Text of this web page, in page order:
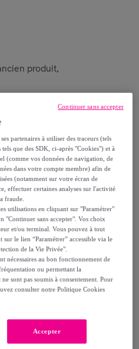
produit,
15/08et le18/08
partenaires à utiliser des traceurs (tels
que des SDK, ci-après "Cookies") et à
(comme vos données de navigation, de
dans votre compte membre) afin de
(notamment sur votre écran de
effectuer certaines analyses sur l'activité
fraude.
utilisations en cliquant sur "Paramétrer"
"Continuer sans accepter". Vos choix
et/ou terminal. Vous pouvez à tout
le lien “Paramétrer” accessible via le
de la Vie Privée".
nécessaires au bon fonctionnement de
ou permettant la
sont pas soumis à consentement. Pour
consulter notre Politique Cookies
Accepter
Continuer sans accepter